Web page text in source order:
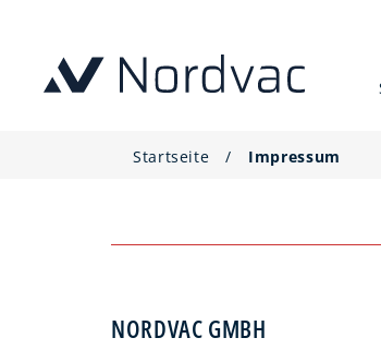
Startseite / Impressum
NORDVAC GMBH